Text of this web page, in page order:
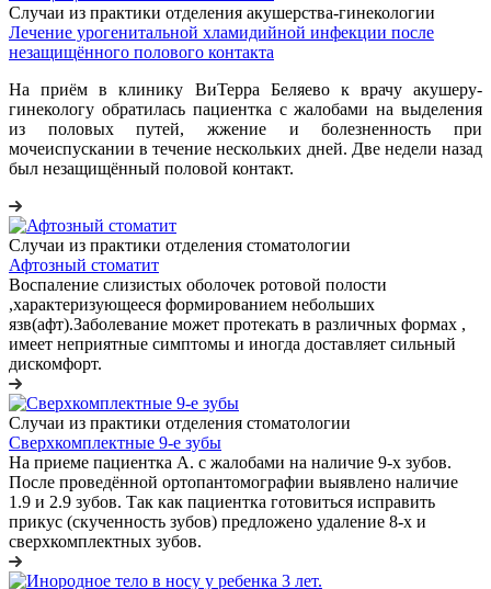
Случаи из практики отделения акушерства-гинекологии
Лечение урогенитальной хламидийной инфекции после
незащищённого полового контакта
На приём в клинику ВиТерра Беляево к врачу акушеру-
гинекологу обратилась пациентка с жалобами на выделения
из половых путей, жжение и болезненность при
мочеиспускании в течение нескольких дней. Две недели назад
был незащищённый половой контакт.
Случаи из практики отделения стоматологии
Афтозный стоматит
Воспаление слизистых оболочек ротовой полости
,характеризующееся формированием небольших
язв(афт).Заболевание может протекать в различных формах ,
имеет неприятные симптомы и иногда доставляет сильный
дискомфорт.
Случаи из практики отделения стоматологии
Сверхкомплектные 9-е зубы
На приеме пациентка А. с жалобами на наличие 9-х зубов.
После проведённой ортопантомографии выявлено наличие
1.9 и 2.9 зубов. Так как пациентка готовиться исправить
прикус (скученность зубов) предложено удаление 8-х и
сверхкомплектных зубов.